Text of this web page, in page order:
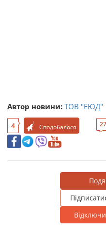
Автор новини: ТОВ "ЕЮД"
4 Сподобалося